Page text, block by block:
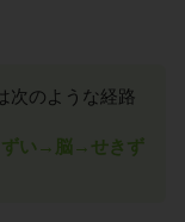
次のような経路
ずい→脳→せきず